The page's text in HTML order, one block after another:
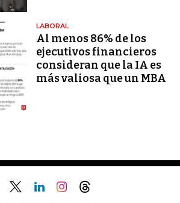
LABORAL
Al menos 86% de los
ejecutivos financieros
consideran que la IA es
más valiosa que un MBA